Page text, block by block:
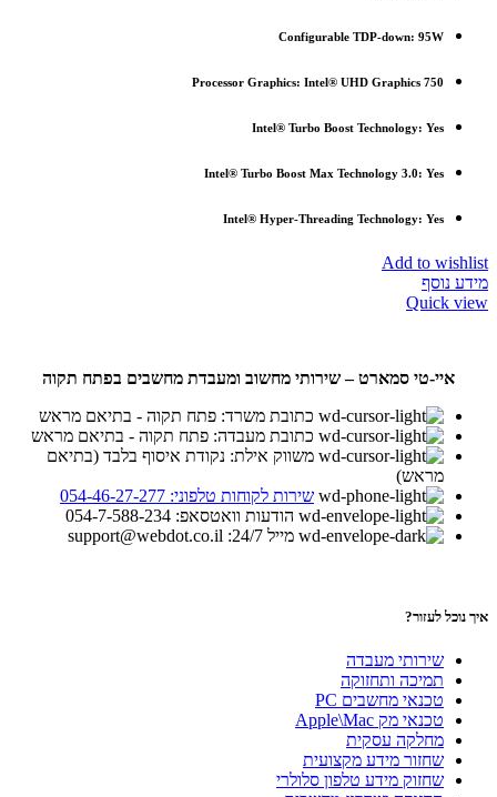
Configurable TDP-down: 95W
Processor Graphics: Intel® UHD Graphics 750
Intel® Turbo Boost Technology: Yes
Intel® Turbo Boost Max Technology 3.0: Yes
Intel® Hyper-Threading Technology: Yes
Add to wishlist
מידע נוסף
Quick view
איי-טי סמארט – שירותי מחשוב ומעבדת מחשבים בפתח תקוה
כתובת משרד: פתח תקוה - בתיאם מראש
כתובת מעבדה: פתח תקוה - בתיאם מראש
משווק אילת: נקודת איסוף בלבד (בתיאם
מראש)
שירות לקוחות טלפוני: 054-46-27-277
הודעות וואטסאפ: 054-7-588-234
מייל 24/7: support@webdot.co.il
איך נוכל לעזור?
שירותי מעבדה
תמיכה ותחזוקה
טכנאי מחשבים PC
טכנאי מק Apple\Mac
מחלקה עסקית
שחזור מידע מקצועית
שחזוק מידע טלפון סלולרי